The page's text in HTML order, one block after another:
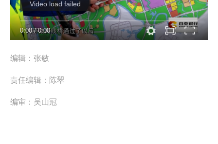
0:00/0:00
Video load failed
编辑：张敏
责任编辑：陈翠
编审：吴山冠